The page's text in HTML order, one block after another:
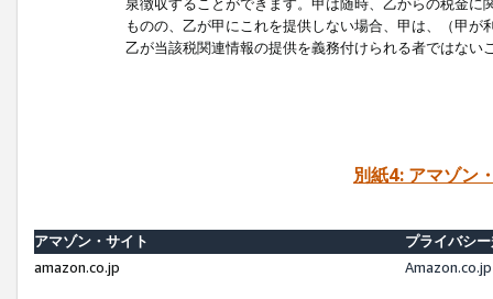
泉徴収することができます。甲は随時、乙からの税金
ものの、乙が甲にこれを提供しない場合、甲は、（甲
乙が当該税関連情報の提供を義務付けられる者ではな
別紙4: アマゾン
アマゾン・サイト
プライバシ
amazon.co.jp